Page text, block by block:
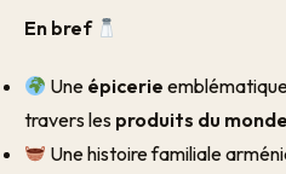
En bref
Une épicerie
travers les produits du monde
Une histoire familiale